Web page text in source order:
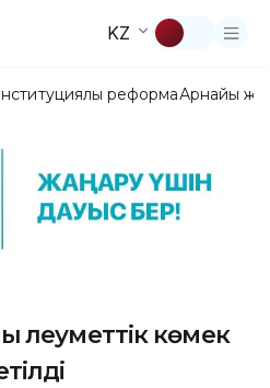
KZ
реформаАрнайы
әлеуметтік көмек